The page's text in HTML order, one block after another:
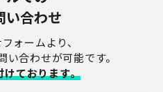
い合わせ
ォームより、
合わせが可能です。
ております。